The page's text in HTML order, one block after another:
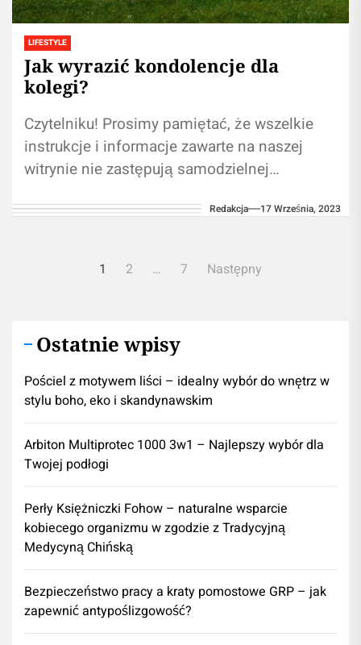
LIFESTYLE
Jak wyrazić kondolencje dla
kolegi?
Czytelniku! Prosimy pamiętać, że wszelkie
instrukcje i informacje zawarte na naszej
witrynie nie zastępują samodzielnej
Używanie treści zawartych na naszym blogu
Redakcja 17 Września, 2023
Nawigacja
1 2 … 7 Następny
Ostatnie wpisy
Pościel z motywem liści – idealny wybór do wnętrz w
stylu boho, eko i skandynawskim
Arbiton Multiprotec 1000 3w1 – Najlepszy wybór dla
Twojej podłogi
Perły Księżniczki Fohow – naturalne wsparcie
kobiecego organizmu w zgodzie z Tradycyjną
Medycyną Chińską
Bezpieczeństwo pracy a kraty pomostowe GRP – jak
zapewnić antypoślizgowość?